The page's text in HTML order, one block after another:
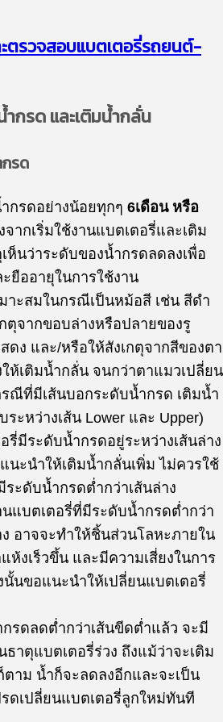
ตรวจสอบแบตเตอรี่รถยนต์-
กรด และเติมน้ำกลั่น
รด
กรดอย่างน้อยทุกๆ 6เดือน หรือ
จากเริ่มใช้งานแบตเตอรี่และเติม
ห็นว่าระดับของน้ำกรดลดลงเพื่อ
ยืออายุในการใช้งาน
าะสมในกรณีเป็นหม้อสี เช่น สีดำ
ตุจากขอบล่างหรือปลายของรู
ดง และ/หรือให้สังเกตุจากสีของตา
ห้เติมน้ำกลั่น จนกว่าตาแมวเปลี่ยน
รณีที่มีเส้นบอกระดับน้ำกรด เติมน้ำ
ะหว่างเส้น Lower และ Upper)
รี่มีระดับน้ำกรดอยู่ระหว่างเส้นล่าง
นะนำให้เติมน้ำกลั่นเพิ่ม ไม่ควรใช้
ะดับน้ำกรดต่ำกว่าเส้นล่าง
นแบตเตอรี่ที่มีระดับน้ำกรดต่ำกว่า
ง อาจจะทำให้ชิ้นส่วนโลหะภายใน
ห้งเร็วขึ้น และมีความเสี่ยงในการ
นั้นขอแนะนำให้เปลี่ยนแบตเตอรี่
กรดลดต่ำกว่าเส้นขีดต่ำแล้ว จะมี
าตุแบตเตอรี่ร่วง ถึงแม้ว่าจะเติม
ตาม น้ำก็จะลดลงอีกและจะเป็น
ดเปลี่ยนแบตเตอรี่ลูกใหม่ทันที